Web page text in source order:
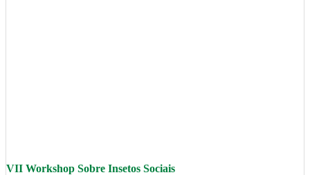
VII Workshop Sobre Insetos Sociais